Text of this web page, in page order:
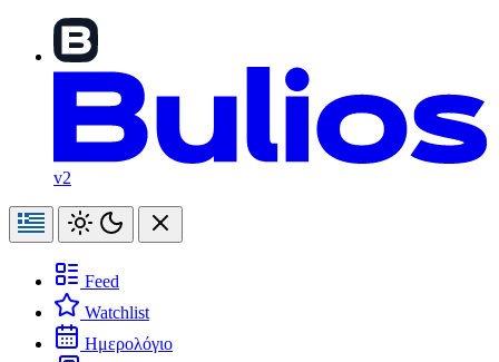
v2
Feed
Watchlist
Ημερολόγιο